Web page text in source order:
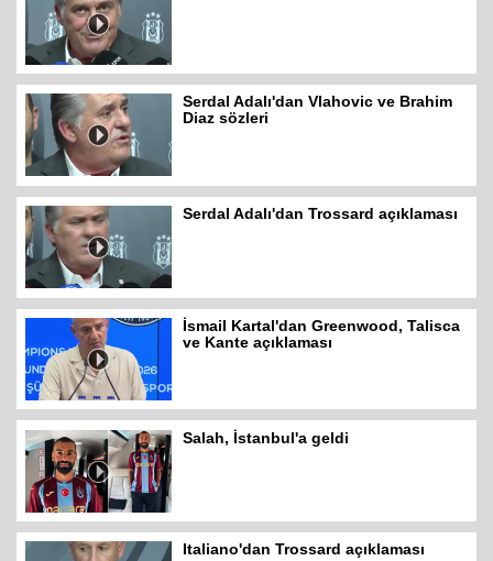
Serdal Adalı'dan Vlahovic ve Brahim
Diaz sözleri
Serdal Adalı'dan Trossard açıklaması
İsmail Kartal'dan Greenwood, Talisca
ve Kante açıklaması
Salah, İstanbul'a geldi
Italiano'dan Trossard açıklaması